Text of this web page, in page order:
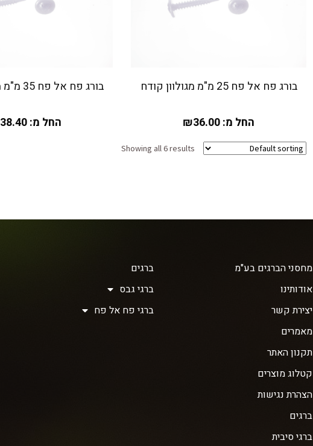
בורג פח אל פח 25 מ"מ מגולוון קודח
החל מ: ₪36.00
בורג פח אל פח 35 מ"מ מגולוון קודח
החל מ:38.40
Showing all 6 results
מחסני הברגים בע"מ
אודותינו
יצירת קשר
מאמרים
תקנון האתר
קטלוג מוצרים
הצהרת נגישות
ברגים
ברגי סיבית
ברגים
ברגי גבס
ברגי פח אל פח